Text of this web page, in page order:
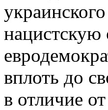
нацистскую
вплоть до
в отличие